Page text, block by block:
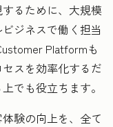
るために、大規模
ジネスで働く担当
Platformも
スを効率化するだ
でも役立ちます。
験の向上を、全て